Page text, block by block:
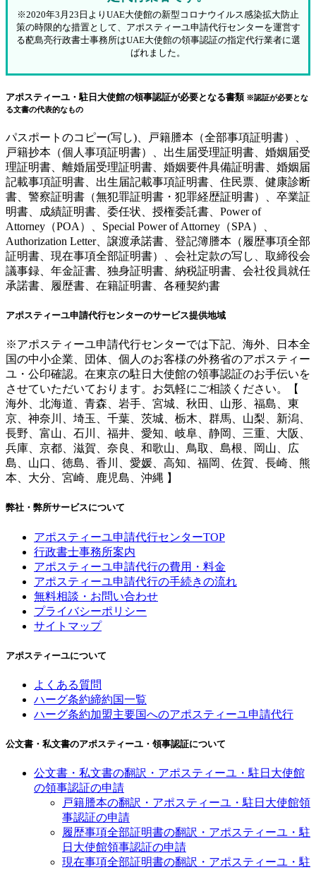
※2020年3月23日よりUAE大使館の新型コロナウイルス感染拡大防止
策の時限的な措置として、アポスティーユ申請代行センターを運営す
る蓜島亮行政書士事務所はUAE大使館の領事認証の指定代行業者に選
ばれました。
アポスティーユ・駐日大使館の領事認証が必要となる書類 ※認証が必要とな
る文書の代表的なもの
パスポートのコピー(写し)、戸籍謄本（全部事項証明書）、
戸籍抄本（個人事項証明書）、出生届受理証明書、婚姻届受
理証明書、離婚届受理証明書、婚姻要件具備証明書、婚姻届
記載事項証明書、出生届記載事項証明書、住民票、健康診断
書、警察証明書（無犯罪証明書・犯罪経歴証明書）、卒業証
明書、成績証明書、委任状、授権委託書、Power of
Attorney（POA）、Special Power of Attorney（SPA）、
Authorization Letter、譲渡承諾書、登記簿謄本（履歴事項全部
証明書、現在事項全部証明書）、会社定款の写し、取締役会
議事録、年金証書、独身証明書、納税証明書、会社役員就任
承諾書、履歴書、在籍証明書、各種契約書
アポスティーユ申請代行センターのサービス提供地域
※アポスティーユ申請代行センターでは下記、海外、日本全
国の中小企業、団体、個人のお客様の外務省のアポスティー
ユ・公印確認。在東京の駐日大使館の領事認証のお手伝いを
させていただいております。お気軽にご相談ください。【
海外、北海道、青森、岩手、宮城、秋田、山形、福島、東
京、神奈川、埼玉、千葉、茨城、栃木、群馬、山梨、新潟、
長野、富山、石川、福井、愛知、岐阜、静岡、三重、大阪、
兵庫、京都、滋賀、奈良、和歌山、鳥取、島根、岡山、広
島、山口、徳島、香川、愛媛、高知、福岡、佐賀、長崎、熊
本、大分、宮崎、鹿児島、沖縄 】
弊社・弊所サービスについて
アポスティーユ申請代行センターTOP
行政書士事務所案内
アポスティーユ申請代行の費用・料金
アポスティーユ申請代行の手続きの流れ
無料相談・お問い合わせ
プライバシーポリシー
サイトマップ
アポスティーユについて
よくある質問
ハーグ条約締約国一覧
ハーグ条約加盟主要国へのアポスティーユ申請代行
公文書・私文書のアポスティーユ・領事認証について
公文書・私文書の翻訳・アポスティーユ・駐日大使館
の領事認証の申請
戸籍謄本の翻訳・アポスティーユ・駐日大使館領
事認証の申請
履歴事項全部証明書の翻訳・アポスティーユ・駐
日大使館領事認証の申請
現在事項全部証明書の翻訳・アポスティーユ・駐